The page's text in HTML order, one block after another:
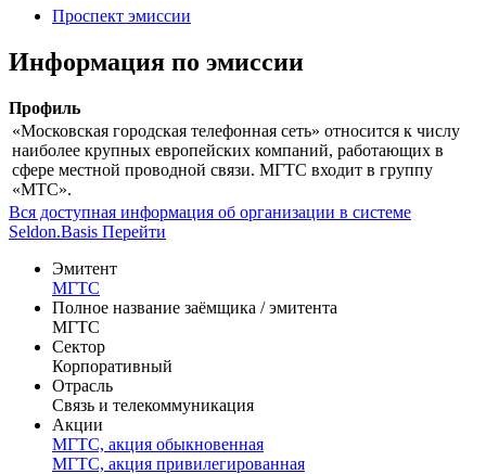
Проспект эмиссии
Информация по эмиссии
Профиль
«Московская городская телефонная сеть» относится к числу
наиболее крупных европейских компаний, работающих в
сфере местной проводной связи. МГТС входит в группу
«МТС».
Вся доступная информация об организации в системе
Seldon.Basis Перейти
Эмитент
МГТС
Полное название заёмщика / эмитента
МГТС
Сектор
Корпоративный
Отрасль
Связь и телекоммуникация
Акции
МГТС, акция обыкновенная
МГТС, акция привилегированная